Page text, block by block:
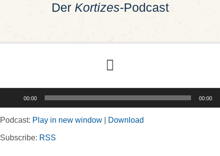
Der Kortizes-Podcast
Toggle
Navigation
Rubriken
00:00 00:00
Podcast: Play in new window Download
Subscribe: RSS